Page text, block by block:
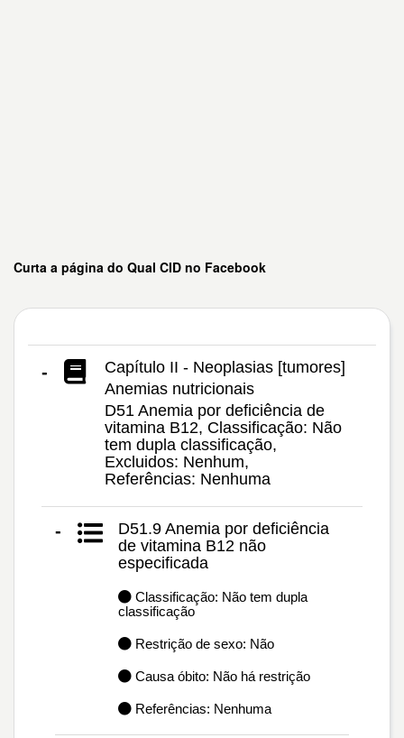
Curta a página do Qual CID no Facebook
-
Capítulo II - Neoplasias [tumores]
Anemias nutricionais
D51 Anemia por deficiência de
vitamina B12, Classificação: Não
tem dupla classificação,
Excluidos: Nenhum,
Referências: Nenhuma
-
D51.9 Anemia por deficiência
de vitamina B12 não
especificada
Classificação: Não tem dupla
classificação
Restrição de sexo: Não
Causa óbito: Não há restrição
Referências: Nenhuma